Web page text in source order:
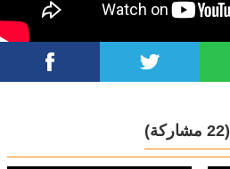
(22 مشاركة)